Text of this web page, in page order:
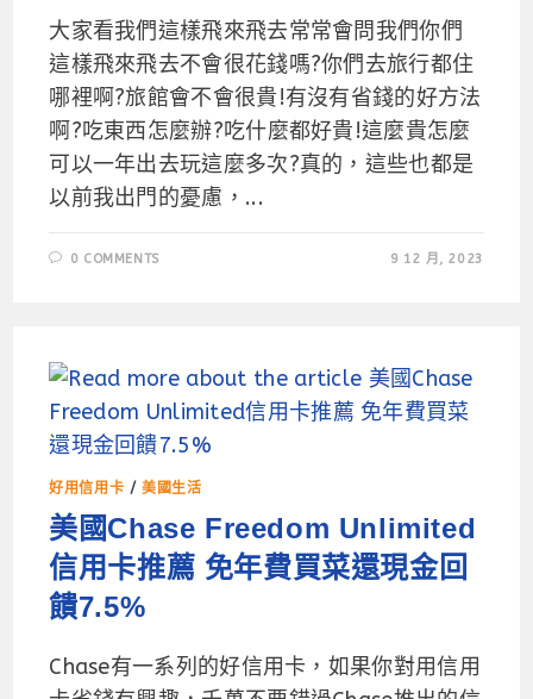
大家看我們這樣飛來飛去常常會問我們你們
這樣飛來飛去不會很花錢嗎?你們去旅行都住
哪裡啊?旅館會不會很貴!有沒有省錢的好方法
啊?吃東西怎麼辦?吃什麼都好貴!這麼貴怎麼
可以一年出去玩這麼多次?真的，這些也都是
以前我出門的憂慮，...
0 COMMENTS 9 12 月, 2023
好用信用卡 /美國生活
美國Chase Freedom Unlimited
信用卡推薦 免年費買菜還現金回
饋7.5%
Chase有一系列的好信用卡，如果你對用信用